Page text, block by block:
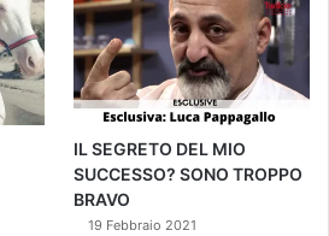
IL SEGRETO DEL MIO
SUCCESSO? SONO TROPPO
BRAVO
19 Febbraio 2021